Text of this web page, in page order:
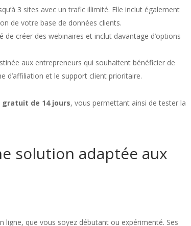
3 sites avec un trafic illimité. Elle inclut également
de votre base de données clients.
créer des webinaires et inclut davantage d’options
aux entrepreneurs qui souhaitent bénéficier de
d’affiliation et le support client prioritaire.
gratuit de 14 jours, vous permettant ainsi de tester la
solution adaptée aux
que vous soyez débutant ou expérimenté. Ses